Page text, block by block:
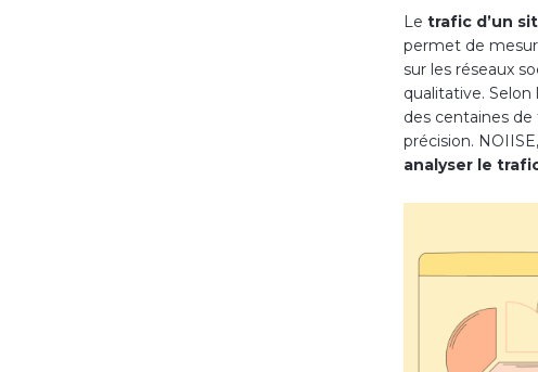
Le trafic d’un
permet de
sur les réseaux
qualitative. Selon
des centaines
précision. NOIISE,
analyser le